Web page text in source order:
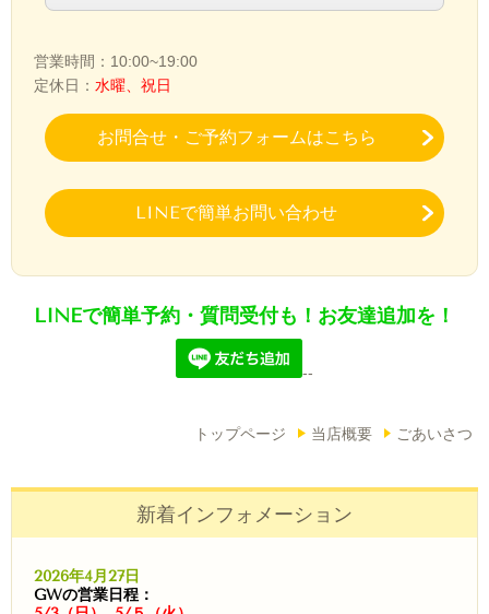
営業時間：10:00~19:00
定休日： 水曜、祝日
お問合せ・ご予約フォームはこちら
LINEで簡単お問い合わせ
LINEで簡単予約・質問受付も！お友達追加を！
--
トップページ 当店概要 ごあいさつ
新着インフォメーション
2026年4月27日
GWの営業日程：